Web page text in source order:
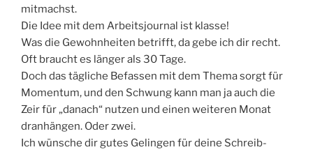
mitmachst.
Die Idee mit dem Arbeitsjournal ist klasse!
Was die Gewohnheiten betrifft, da gebe ich dir recht.
Oft braucht es länger als 30 Tage.
Doch das tägliche Befassen mit dem Thema sorgt für
Momentum, und den Schwung kann man ja auch die
Zeir für „danach“ nutzen und einen weiteren Monat
dranhängen. Oder zwei.
Ich wünsche dir gutes Gelingen für deine Schreib-